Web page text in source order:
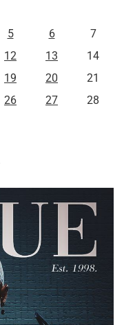
5 6
7
12 13
14
19 20
21
26 27
28